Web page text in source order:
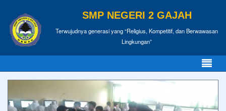
SMP NEGERI 2 GAJAH
Terwujudnya generasi yang “Religius, Kompetitif, dan Berwawasan
Lingkungan”